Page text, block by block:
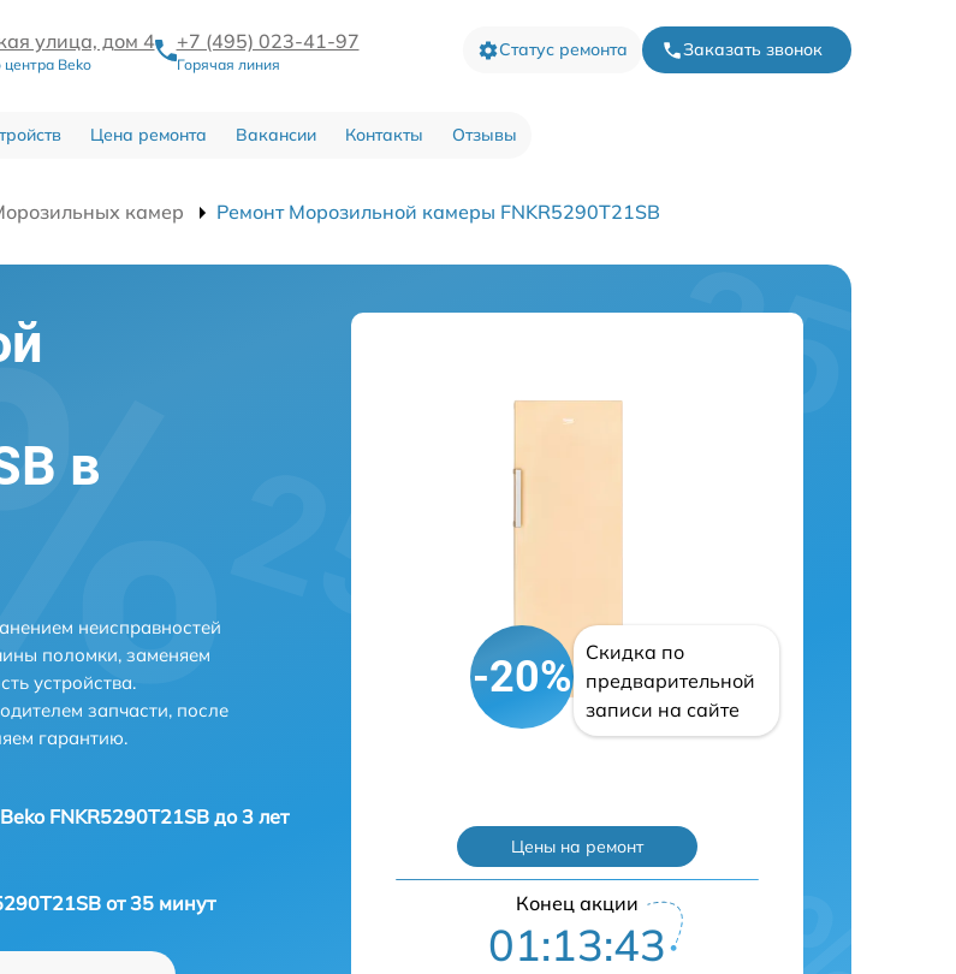
улица, дом 4
центра Beko
+7 (495) 023-41-97
Горячая линия
Статус ремонта Заказать звонок
Цена ремонта Вакансии Контакты Отзывы
камер Ремонт Морозильной камеры FNKR5290T21SB
в
неисправностей
поломки, заменяем
устройства.
запчасти, после
гарантию.
FNKR5290T21SB до 3 лет
от 35 минут
-20%
Скидка по
предварительной
записи на сайте
Цены на ремонт
Конец акции
01:13:42